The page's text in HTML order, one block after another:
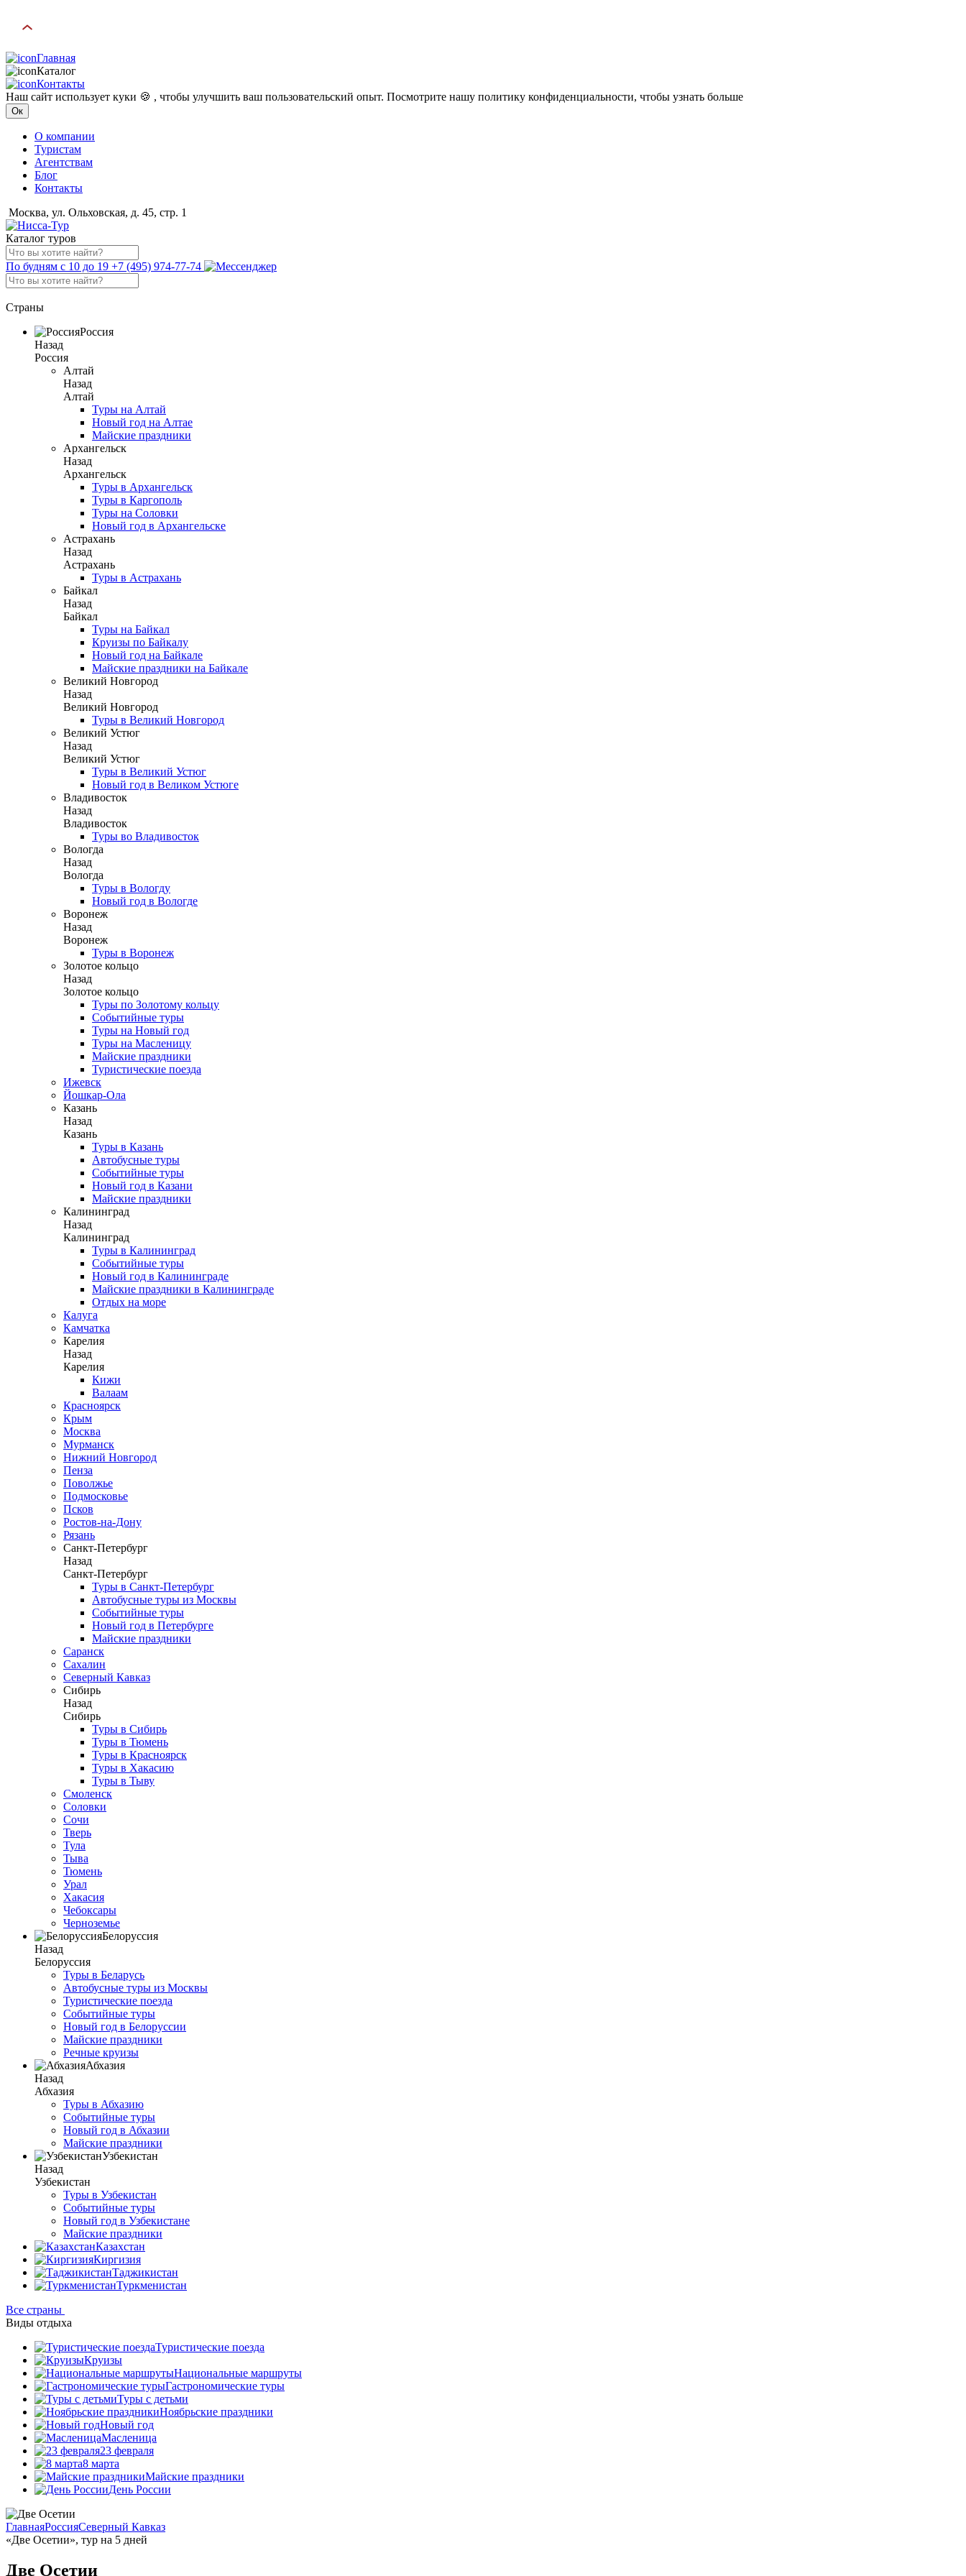
Главная
Каталог
Контакты
Наш сайт использует куки 🍪 , чтобы улучшить ваш пользовательский опыт. Посмотрите нашу политику конфиденциальности, чтобы узнать больше
Ок
О компании
Туристам
Агентствам
Блог
Контакты
Москва, ул. Ольховская, д. 45, стр. 1
Каталог туров
По будням с 10 до 19 +7 (495) 974-77-74
Страны
Россия
Назад
Россия
Алтай
Назад
Алтай
Туры на Алтай
Новый год на Алтае
Майские праздники
Архангельск
Назад
Архангельск
Туры в Архангельск
Туры в Каргополь
Туры на Соловки
Новый год в Архангельске
Астрахань
Назад
Астрахань
Туры в Астрахань
Байкал
Назад
Байкал
Туры на Байкал
Круизы по Байкалу
Новый год на Байкале
Майские праздники на Байкале
Великий Новгород
Назад
Великий Новгород
Туры в Великий Новгород
Великий Устюг
Назад
Великий Устюг
Туры в Великий Устюг
Новый год в Великом Устюге
Владивосток
Назад
Владивосток
Туры во Владивосток
Вологда
Назад
Вологда
Туры в Вологду
Новый год в Вологде
Воронеж
Назад
Воронеж
Туры в Воронеж
Золотое кольцо
Назад
Золотое кольцо
Туры по Золотому кольцу
Событийные туры
Туры на Новый год
Туры на Масленицу
Майские праздники
Туристические поезда
Ижевск
Йошкар-Ола
Казань
Назад
Казань
Туры в Казань
Автобусные туры
Событийные туры
Новый год в Казани
Майские праздники
Калининград
Назад
Калининград
Туры в Калининград
Событийные туры
Новый год в Калининграде
Майские праздники в Калининграде
Отдых на море
Калуга
Камчатка
Карелия
Назад
Карелия
Кижи
Валаам
Красноярск
Крым
Москва
Мурманск
Нижний Новгород
Пенза
Поволжье
Подмосковье
Псков
Ростов-на-Дону
Рязань
Санкт-Петербург
Назад
Санкт-Петербург
Туры в Санкт-Петербург
Автобусные туры из Москвы
Событийные туры
Новый год в Петербурге
Майские праздники
Саранск
Сахалин
Северный Кавказ
Сибирь
Назад
Сибирь
Туры в Сибирь
Туры в Тюмень
Туры в Красноярск
Туры в Хакасию
Туры в Тыву
Смоленск
Соловки
Сочи
Тверь
Тула
Тыва
Тюмень
Урал
Хакасия
Чебоксары
Черноземье
Белоруссия
Назад
Белоруссия
Туры в Беларусь
Автобусные туры из Москвы
Туристические поезда
Событийные туры
Новый год в Белоруссии
Майские праздники
Речные круизы
Абхазия
Назад
Абхазия
Туры в Абхазию
Событийные туры
Новый год в Абхазии
Майские праздники
Узбекистан
Назад
Узбекистан
Туры в Узбекистан
Событийные туры
Новый год в Узбекистане
Майские праздники
Казахстан
Киргизия
Таджикистан
Туркменистан
Все страны
Виды отдыха
Туристические поезда
Круизы
Национальные маршруты
Гастрономические туры
Туры с детьми
Ноябрьские праздники
Новый год
Масленица
23 февраля
8 марта
Майские праздники
День России
ГлавнаяРоссияСеверный Кавказ
«Две Осетии», тур на 5 дней
Две Осетии